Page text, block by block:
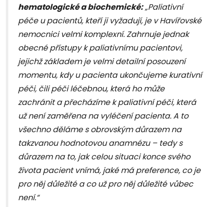
hematologické a biochemické:„Paliativní
péče u pacientů, kteří ji vyžadují, je v Havířovské
nemocnici velmi komplexní. Zahrnuje jednak
obecné přístupy k paliativnímu pacientovi,
jejichž základem je velmi detailní posouzení
momentu, kdy u pacienta ukončujeme kurativní
péči, čili péči léčebnou, která ho může
zachránit a přecházíme k paliativní péči, která
už není zaměřena na vyléčení pacienta. A to
všechno děláme s obrovským důrazem na
takzvanou hodnotovou anamnézu – tedy s
důrazem na to, jak celou situaci konce svého
života pacient vnímá, jaké má preference, co je
pro něj důležité a co už pro něj důležité vůbec
není.“